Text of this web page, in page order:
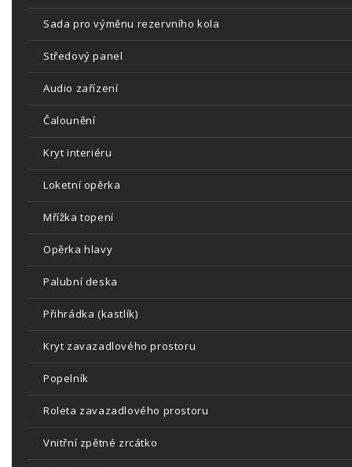
Sada pro výměnu rezervního kola
Středový panel
Audio zařízení
Čalounění
Kryt interiéru
Loketní opěrka
Mřížka topení
Opěrka hlavy
Palubní deska
Přihrádka (kastlík)
Kryt zavazadlového prostoru
Popelník
Roleta zavazadlového prostoru
Vnitřní zpětné zrcátko